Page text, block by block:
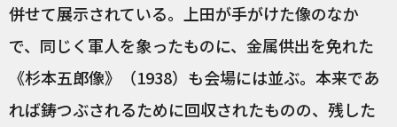
併せて展示されている。上田が手がけた像のなか
で、同じく軍人を象ったものに、金属供出を免れた
《杉本五郎像》（1938）も会場には並ぶ。本来であ
れば鋳つぶされるために回収されたものの、残した